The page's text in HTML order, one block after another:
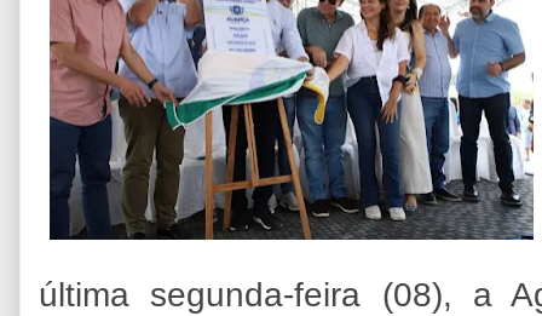
última segunda-feira (08), a